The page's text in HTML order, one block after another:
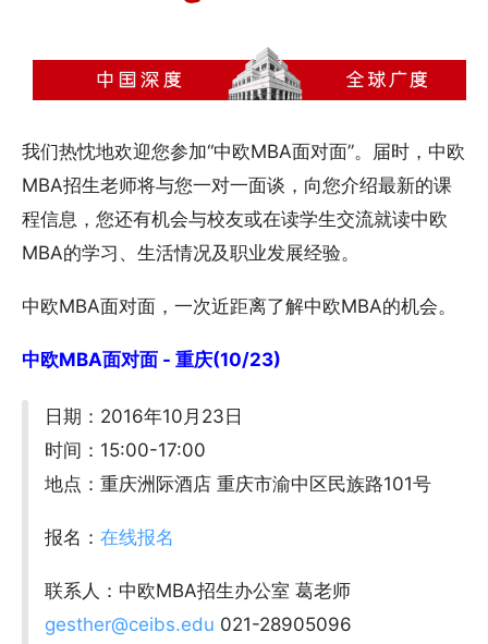
我们热忱地欢迎您参加“中欧MBA面对面”。届时，中欧
MBA招生老师将与您一对一面谈，向您介绍最新的课
程信息，您还有机会与校友或在读学生交流就读中欧
MBA的学习、生活情况及职业发展经验。
中欧MBA面对面，一次近距离了解中欧MBA的机会。
中欧MBA面对面 - 重庆(10/23)
日期：2016年10月23日
时间：15:00-17:00
地点：重庆洲际酒店 重庆市渝中区民族路101号
报名：在线报名
联系人：中欧MBA招生办公室 葛老师
gesther@ceibs.edu 021-28905096